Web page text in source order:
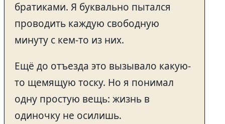
братиками. Я буквально пытался
проводить каждую свободную
минуту с кем-то из них.
Ещё до отъезда это вызывало какую-
то щемящую тоску. Но я понимал
одну простую вещь: жизнь в
одиночку не осилишь.